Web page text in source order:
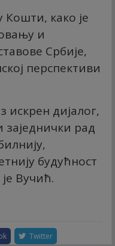
Кошти, како је
и
Србије,
перспективи
искрен дијалог,
рад
будућност
Вучић.
Twitter